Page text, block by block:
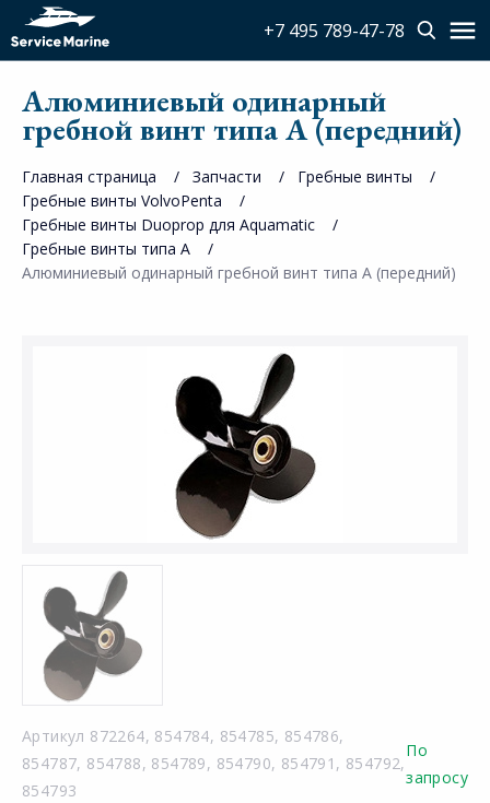
+7 495 789-47-78
Алюминиевый одинарный
гребной винт типа A (передний)
Главная страница Запчасти
Гребные винты
Гребные винты VolvoPenta
Гребные винты Duoprop для Aquamatic
Гребные винты типа A
Алюминиевый одинарный гребной винт типа A (передний)
Артикул 872264, 854784, 854785, 854786,
854787, 854788, 854789, 854790, 854791, 854792,
854793
По
запросу